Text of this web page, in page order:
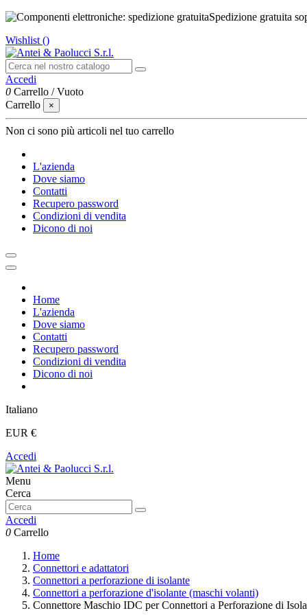
Spedizione gratuita
Wishlist ()
Accedi
0 Carrello /Vuoto
Carrello
×
Non ci sono più articoli nel tuo carrello
L'azienda
Dove siamo
Contatti
Recupero password
Condizioni di vendita
Dicono di noi
Home
L'azienda
Dove siamo
Contatti
Recupero password
Condizioni di vendita
Dicono di noi
Italiano
EUR €
Accedi
Menu
Cerca
Accedi
0 Carrello
Home
Connettori e adattatori
Connettori a perforazione di isolante
Connettori a perforazione d'isolante (maschi volanti)
Connettore Maschio IDC per Connettori a Perforazione di